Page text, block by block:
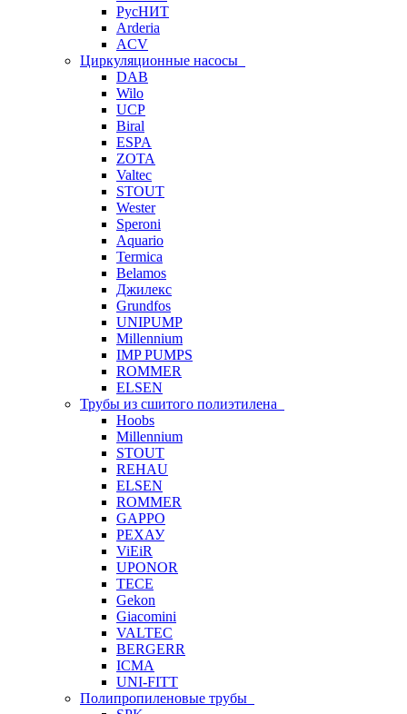
РусНИТ
Arderia
ACV
Циркуляционные насосы
DAB
Wilo
UCP
Biral
ESPA
ZOTA
Valtec
STOUT
Wester
Speroni
Aquario
Termica
Belamos
Джилекс
Grundfos
UNIPUMP
Millennium
IMP PUMPS
ROMMER
ELSEN
Трубы из сшитого полиэтилена
Hoobs
Millennium
STOUT
REHAU
ELSEN
ROMMER
GAPPO
РЕХАУ
ViEiR
UPONOR
TECE
Gekon
Giacomini
VALTEC
BERGERR
ICMA
UNI-FITT
Полипропиленовые трубы